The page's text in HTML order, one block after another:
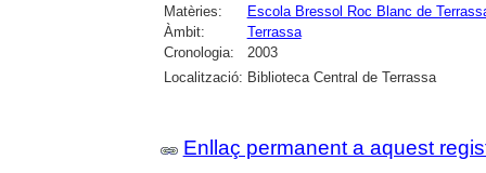
Matèries:
Escola Bressol Roc Blanc de
Àmbit:
Terrassa
Cronologia:
2003
Localització: Biblioteca Central de Terrassa
Enllaç permanent a aquest